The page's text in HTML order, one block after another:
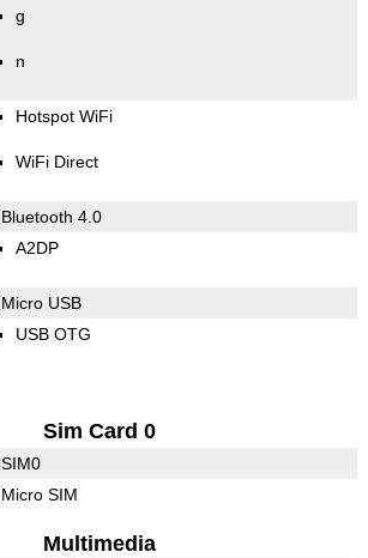
g
n
Hotspot WiFi
WiFi Direct
Bluetooth 4.0
A2DP
Micro USB
USB OTG
Sim Card 0
SIM0
Micro SIM
Multimedia